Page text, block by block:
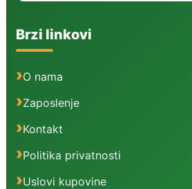
Brzi linkovi
O nama
Zaposlenje
Kontakt
Politika privatnosti
Uslovi kupovine